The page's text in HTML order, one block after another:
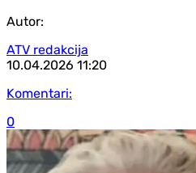
Autor:
ATV redakcija
10.04.2026 11:20
Komentari:
0